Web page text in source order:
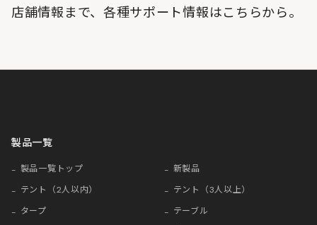
店舗情報まで、各種サポート情報はこちらから。
製品一覧
製品一覧トップ
新製品
テント（2人以内）
テント（3人以上）
タープ
テーブル